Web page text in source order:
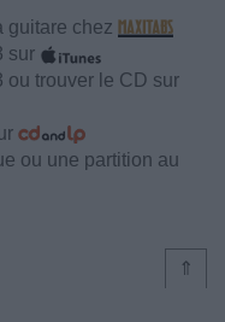
guitare chez
sur
ou trouver le CD sur
ou une partition au
⇑